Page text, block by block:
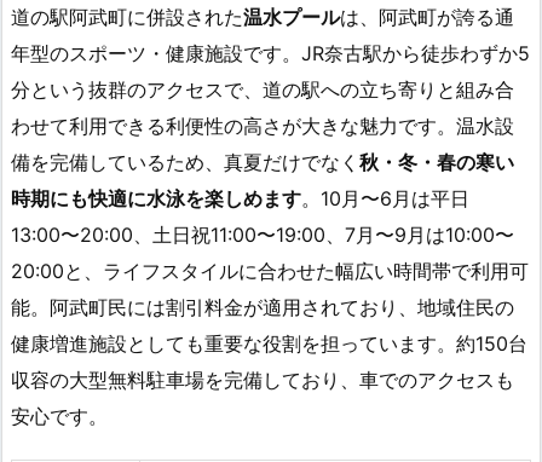
道の駅阿武町に併設された温水プールは、阿武町が誇る通
年型のスポーツ・健康施設です。JR奈古駅から徒歩わずか5
分という抜群のアクセスで、道の駅への立ち寄りと組み合
わせて利用できる利便性の高さが大きな魅力です。温水設
備を完備しているため、真夏だけでなく 秋・冬・春の寒い
時期にも快適に水泳を楽しめます。10月〜6月は平日
13:00〜20:00、土日祝11:00〜19:00、7月〜9月は10:00〜
20:00と、ライフスタイルに合わせた幅広い時間帯で利用可
能。阿武町民には割引料金が適用されており、地域住民の
健康増進施設としても重要な役割を担っています。約150台
収容の大型無料駐車場を完備しており、車でのアクセスも
安心です。